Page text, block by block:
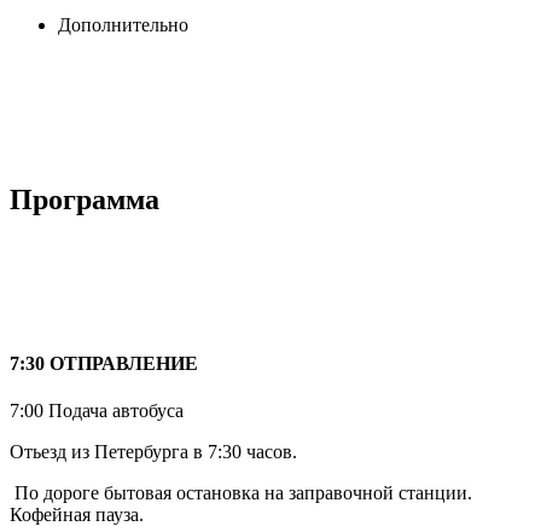
Дополнительно
Программа
7:30 ОТПРАВЛЕНИЕ
7:00 Подача автобуса
Отьезд из Петербурга в 7:30 часов.
По дороге бытовая остановка на заправочной станции.
Кофейная пауза.